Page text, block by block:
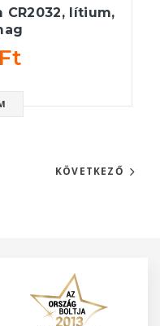
CR2032, lítium,
KÖVETKEZŐ